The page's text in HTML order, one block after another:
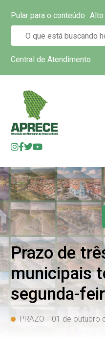
Pular para o conteúdo Alto
Central de Atendimento
Prazo de
municipais
segunda-
PRAZO 01 de outubro